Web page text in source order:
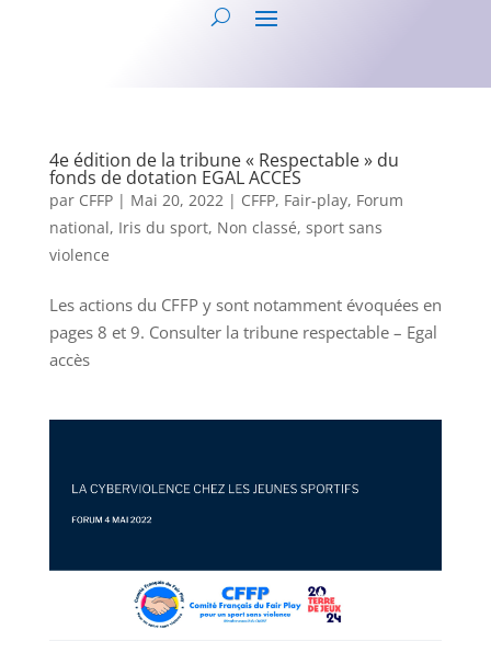
4e édition de la tribune « Respectable » du
fonds de dotation EGAL ACCES
par CFFP| Mai 20, 2022| CFFP, Fair-play, Forum
national, Iris du sport, Non classé, sport sans
violence
Les actions du CFFP y sont notamment évoquées en
pages 8 et 9. Consulter la tribune respectable – Egal
accès